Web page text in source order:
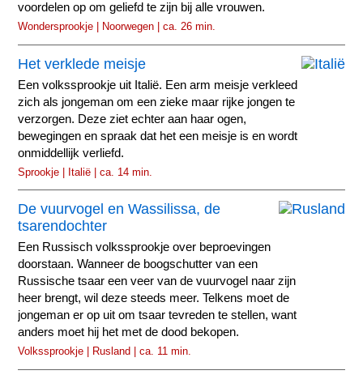
voordelen op om geliefd te zijn bij alle vrouwen.
Wondersprookje | Noorwegen | ca. 26 min.
Het verklede meisje
Een volkssprookje uit Italië. Een arm meisje verkleed
zich als jongeman om een zieke maar rijke jongen te
verzorgen. Deze ziet echter aan haar ogen,
bewegingen en spraak dat het een meisje is en wordt
onmiddellijk verliefd.
Sprookje | Italië | ca. 14 min.
De vuurvogel en Wassilissa, de
tsarendochter
Een Russisch volkssprookje over beproevingen
doorstaan. Wanneer de boogschutter van een
Russische tsaar een veer van de vuurvogel naar zijn
heer brengt, wil deze steeds meer. Telkens moet de
jongeman er op uit om tsaar tevreden te stellen, want
anders moet hij het met de dood bekopen.
Volkssprookje | Rusland | ca. 11 min.